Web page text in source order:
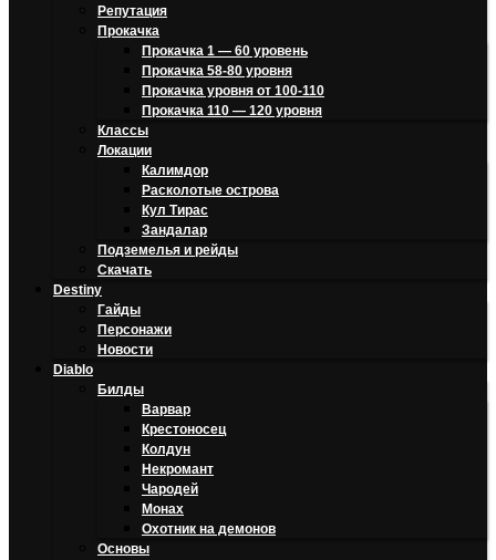
Репутация
Прокачка
Прокачка 1 — 60 уровень
Прокачка 58-80 уровня
Прокачка уровня от 100-110
Прокачка 110 — 120 уровня
Классы
Локации
Калимдор
Расколотые острова
Кул Тирас
Зандалар
Подземелья и рейды
Скачать
Destiny
Гайды
Персонажи
Новости
Diablo
Билды
Варвар
Крестоносец
Колдун
Некромант
Чародей
Монах
Охотник на демонов
Основы